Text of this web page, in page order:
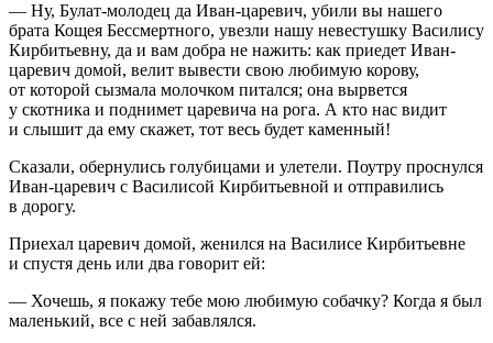
— Ну, Булат-молодец да Иван-царевич, убили вы нашего
брата Кощея Бессмертного, увезли нашу невестушку Василису
Кирбитьевну, да и вам добра не нажить: как приедет Иван-
царевич домой, велит вывести свою любимую корову,
от которой сызмала молочком питался; она вырвется
у скотника и поднимет царевича на рога. А кто нас видит
и слышит да ему скажет, тот весь будет каменный!
Сказали, обернулись голубицами и улетели. Поутру проснулся
Иван-царевич с Василисой Кирбитьевной и отправились
в дорогу.
Приехал царевич домой, женился на Василисе Кирбитьевне
и спустя день или два говорит ей:
— Хочешь, я покажу тебе мою любимую собачку? Когда я был
маленький, все с ней забавлялся.